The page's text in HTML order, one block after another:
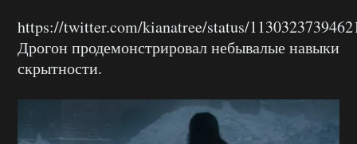
https://twitter.com/kianatree/status/
Дрогон продемонстрировал небывалые навыки
скрытности.